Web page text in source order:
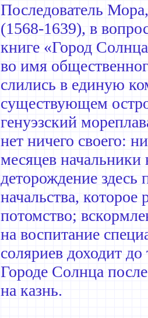
Последователь
(1568-1639), в
книге «Город
во имя
слились в единую
существующем
генуэзский
нет ничего своего:
месяцев начальники
деторождение
начальства, которое
потомство;
на воспитание
соляриев доходит
Городе Солнца
на казнь.